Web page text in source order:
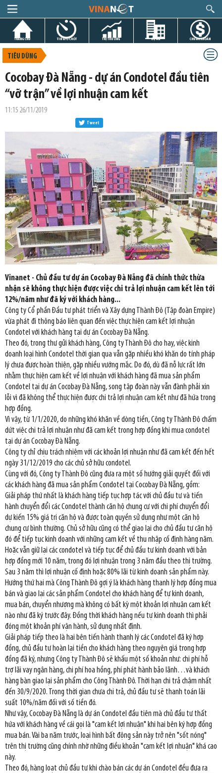
TRANG CHỦ TIN GIỜ CHÓT THỊ TRƯỜNG DỰ ÁN CHỨNG KHOÁN
TIÊU DÙNG
Cocobay Đà Nẵng - dự án Condotel đầu tiên
“vỡ trận” về lợi nhuận cam kết
11:15 26/11/2019
Tweet
Vinanet - Chủ đầu tư dự án Cocobay Đà Nẵng đã chính thức thừa
nhận sẽ không thực hiện được việc chi trả lợi nhuận cam kết lên tới
12%/năm như đã ký với khách hàng...
Công ty Cổ phần Đầu tư phát triển và Xây dựng Thành Đô (Tập đoàn Empire)
vừa phát đi thông báo liên quan đến việc thực hiện cam kết lợi nhuận
Condotel với khách hàng tại dự án Cocobay Đà Nẵng.
Theo đó, trong thư gửi khách hàng, Công ty Thành Đô cho hay, việc kinh
doanh loại hình Condotel thời gian qua vẫn gặp nhiều khó khăn do tính pháp
lý chưa được hoàn thiện, gặp nhiều vướng mắc. Do đó, dù đã nỗ lực rất lớn
nhằm thực hiện cam kết về lợi nhuận với khách hàng đã mua sản phẩm
Condotel tại dự án Cocobay Đà Nẵng, song tập đoàn này vẫn đành phải xin
lỗi vì đã không thể thực hiện được chi trả lợi nhuận cam kết như đã hứa trong
hợp đồng.
Vì vậy, từ 1/1/2020, do những khó khăn về dòng tiền, Công ty Thành Đô chấm
dứt việc chi trả lợi nhuận như đã cam kết trong hợp đồng khi mua condotel
tại dự án Cocobay Đà Nẵng.
Công ty chỉ chịu trách nhiệm với các khoản lợi nhuận như đã cam kết đến hết
ngày 31/12/2019 cho các chủ sở hữu condotel.
Cùng với đó, Công ty Thành Đô cũng đưa ra một số hướng giải quyết đối với
các khách hàng đã mua sản phẩm Condotel tại Cocobay Đà Nẵng, gồm:
Giải pháp thứ nhất là khách hàng tiếp tục hợp tác với chủ đầu tư và tiến
hành chuyển đổi các Condotel thành căn hộ chung cư với chi phí chuyển đổi
dự kiến 15% giá trị căn hộ và được toàn quyền sử dụng như một căn hộ
chung cư bình thường. Chủ sở hữu cũng có thể giao lại cho chủ đầu tư căn hộ
đó để tiếp tục kinh doanh với những cam kết về thu nhập cố định hàng năm.
Hoặc vẫn giữ lại các condotel và tiếp tục để chủ đầu tư kinh doanh với bản
hợp đồng mới 10 năm, trong đó lợi nhuận trong 3 năm đầu theo thị trường.
Sau 3 năm thì lợi nhuận cố định hoặc 80% lãi từ kinh doanh sản phẩm này.
Hướng thứ hai mà Công Thành Đô gợi ý là khách hàng thanh lý hợp đồng mua
bán và giao lại các sản phẩm Condotel cho khách hàng để tự kinh doanh,
mua bán, chuyển nhượng mà không có bất kỳ một khoản lợi nhuận cam kết
nào như đã ký trước đây. Đồng thời khách hàng nếu tự kinh doanh thì phải
đóng một khoản phí vận hành, sử dụng nhất định.
Giải pháp tiếp theo là hai bên tiến hành thanh lý các Condotel đã ký hợp
đồng, chủ đầu tư hoàn lại tiền cho khách hàng theo nguyên giá trong hợp
đồng đã ký, nhưng Công ty Thành Đô sẽ khấu một số khoản như: chi phí hỗ
trợ lãi vay ngân hàng, chi phí hoa hồng, phí phát hành bảo lãnh…và khách
hàng bàn giao lại sản phẩm cho Công Thành Đô. Thời hạn chi trả chậm nhất
đến 30/9/2020. Trong thời gian chưa chi trả, chủ đầu tư sẽ thanh toán lãi
suất 10%/năm đối với số tiền đó.
Như vậy, Cocobay Đà Nẵng là dự án Condotel đầu tiên mà chủ đầu tư thất
hứa với khách hàng về cái gọi là "cam kết lợi nhuận" khi hai bên ký hợp đồng
mua bán. Vài ba năm trước, loại hình bất động sản này trở nên "sốt nóng"
trên thị trường cũng chính nhờ những điều khoản "cam kết lợi nhuận" khá cao
này.
Theo đó, hàng loạt chủ đầu tư khi chào bán các dự án Condotel đều đưa ra